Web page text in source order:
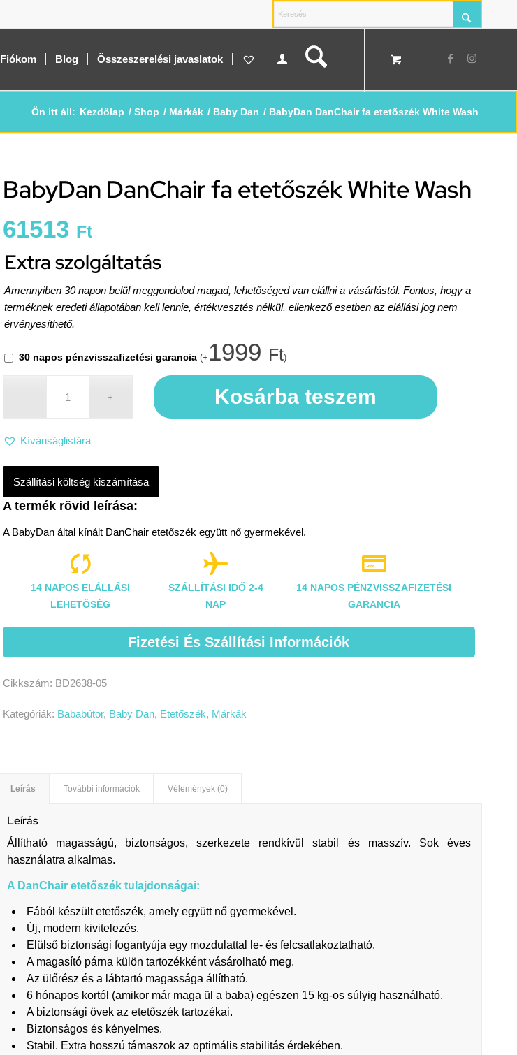
Fiókom Blog Összeszerelési javaslatok
Ön itt áll: Kezdőlap / Shop / Márkák / Baby Dan / BabyDan DanChair fa etetőszék White Wash
BabyDan DanChair fa etetőszék White Wash
61513 Ft
A BabyDan által kínált DanChair etetőszék együtt nő gyermekével.
Extra szolgáltatás
Amennyiben 30 napon belül meggondolod magad, lehetőséged van elállni a vásárlástól. Fontos, hogy a
terméknek eredeti állapotában kell lennie, értékvesztés nélkül, ellenkező esetben az elállási jog nem
érvényesíthető.
30 napos pénzvisszafizetési garancia (+ 1999 Ft)
Kosárba teszem
Kívánságlistára
Szállítási költség kiszámítása

14 NAPOS ELÁLLÁSI
LEHETŐSÉG

SZÁLLÍTÁSI IDŐ 2-4
NAP

14 NAPOS PÉNZVISSZAFIZETÉSI
GARANCIA
Fizetési És Szállítási Információk
Cikkszám: BD2638-05
Kategóriák: Bababútor, Baby Dan, Etetőszék, Márkák
Leírás További információk Vélemények (0)
Leírás
Állítható magasságú, biztonságos, szerkezete rendkívül stabil és masszív. Sok éves
használatra alkalmas.
A DanChair etetőszék tulajdonságai:
Fából készült etetőszék, amely együtt nő gyermekével.
Új, modern kivitelezés.
Elülső biztonsági fogantyúja egy mozdulattal le- és felcsatlakoztatható.
A magasító párna külön tartozékként vásárolható meg.
Az ülőrész és a lábtartó magassága állítható.
6 hónapos kortól (amikor már maga ül a baba) egészen 15 kg-os súlyig használható.
A biztonsági övek az etetőszék tartozékai.
Biztonságos és kényelmes.
Stabil. Extra hosszú támaszok az optimális stabilitás érdekében.